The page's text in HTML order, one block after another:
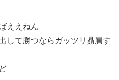
ええねん
して勝つならガッツリ贔屓す